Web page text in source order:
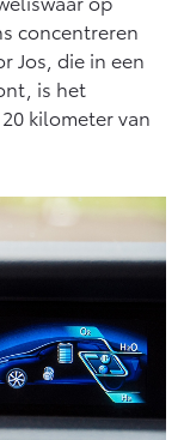
concentreren
Jos, die in een
is het
kilometer van